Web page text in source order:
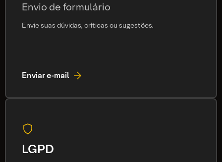
Envio de formulário
Envie suas dúvidas, críticas ou sugestões.
Enviar e-mail
LGPD